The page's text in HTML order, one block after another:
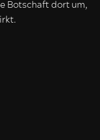
Botschaft dort um,